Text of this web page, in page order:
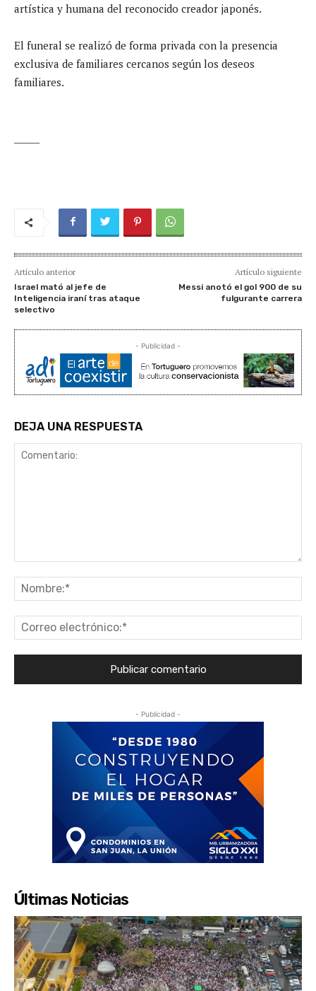
artística y humana del reconocido creador japonés.
El funeral se realizó de forma privada con la presencia
exclusiva de familiares cercanos según los deseos
familiares.
Artículo anterior
Israel mató al jefe de
Inteligencia iraní tras ataque
selectivo
Artículo siguiente
Messi anotó el gol 900 de su
fulgurante carrera
- Publicidad -
DEJA UNA RESPUESTA
- Publicidad -
Últimas Noticias